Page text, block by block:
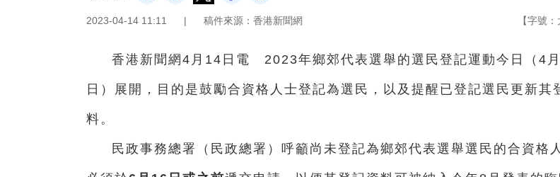
2023-04-14 11:11 | 稿件來源：香港新聞網 【字號：
香港新聞網4月14日電 2023年鄉郊代表選舉的選民登記運動今日（4
日）展開，目的是鼓勵合資格人士登記為選民，以及提醒已登記選民更新其
料。
民政事務總署（民政總署）呼籲尚未登記為鄉郊代表選舉選民的合資格